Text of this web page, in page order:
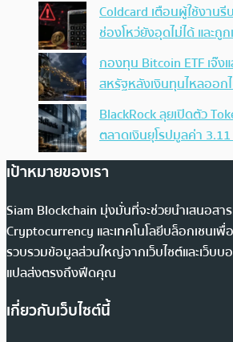
Coldcard เตือนผู้ใช้งาน
ช่องโหว่ยังอุดไม่ได้ และถูก
กองทุน Bitcoin ETF เจ๊ง
สหรัฐหลังเงินทุนไหลออก
BlackRock ลุยเปิดตัว
ตลาดเงินยุโรปมูลค่า
เป้าหมายของเรา
Siam Blockchain มุ่งมั่นที่จะช่วยนำเสนอสา
Cryptocurrency และเทคโนโลยีบล็อกเชนเพื่
รวบรวมข้อมูลส่วนใหญ่จากเว็บไซต์และเว็บบ
แปลส่งตรงถึงฟีดคุณ
เกี่ยวกับเว็บไซต์นี้